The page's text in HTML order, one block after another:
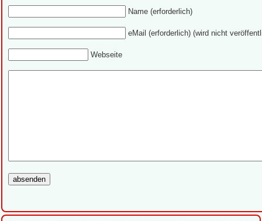
Name (erforderlich)
eMail (erforderlich) (wird nicht
Webseite